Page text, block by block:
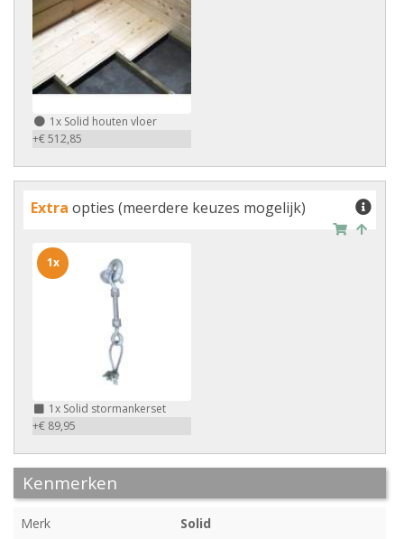
1x Solid houten vloer
+€ 512,85
Extra opties (meerdere keuzes mogelijk)
1x Solid stormankerset
+€ 89,95
1x
Kenmerken
Merk Solid